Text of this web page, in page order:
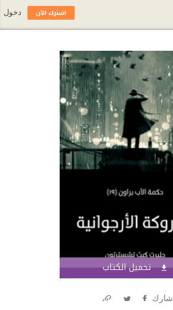
تحميل الكتاب
شارك
اشترك الآن دخول